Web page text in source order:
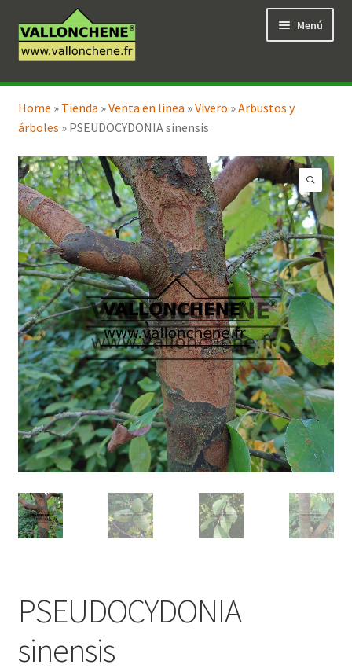
a
la
al
contenido
Menú
Tienda en línea
Home » Tienda »Venta en linea »Vivero »Arbustos y
árboles » PSEUDOCYDONIA sinensis
PSEUDOCYDONIA
sinensis